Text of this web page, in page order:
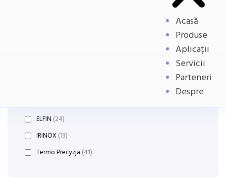
Acasă
Produse
Aplicații
Servicii
Parteneri
Despre
ELFIN (24)
IRINOX(13)
Termo Precyzja (41)